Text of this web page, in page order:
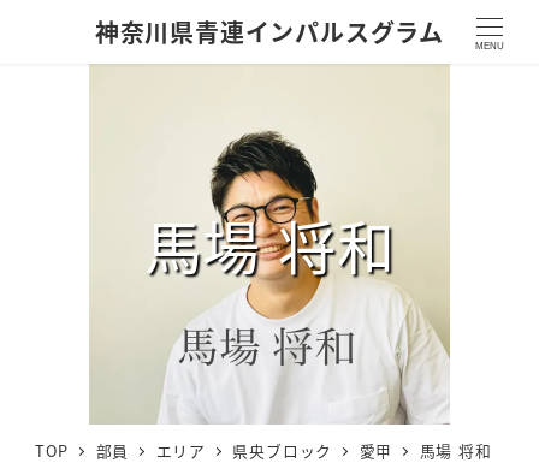
神奈川県青連インパルスグラム MENU
馬場 将和
TOP 部員 エリア 県央ブロック 愛甲 馬場 将和